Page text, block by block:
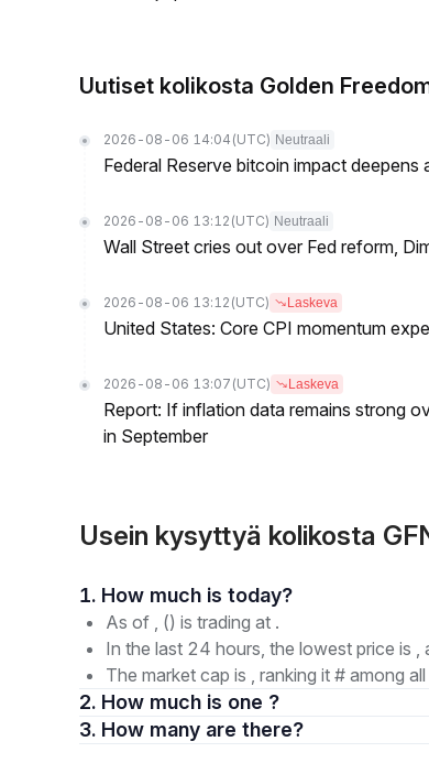
Uutiset kolikosta Golden
2026-08-06 14:04 (UTC) Neutraali
Federal Reserve bitcoin impact
2026-08-06 13:12 (UTC) Neutraali
Wall Street cries out over Fed reform,
2026-08-06 13:12 (UTC) Laskeva
United States: Core CPI momentum
2026-08-06 13:07 (UTC) Laskeva
Report: If inflation data remains strong
in September
Usein kysyttyä kolikosta
1. How much is today?
As of , () is trading at .
In the last 24 hours, the lowest price is ,
The market cap is , ranking it # among
2. How much is one ?
3. How many are there?